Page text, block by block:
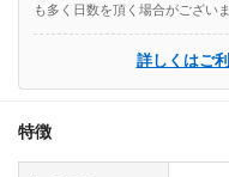
も多く日数を頂く場合がございま
詳しくはご
特徴